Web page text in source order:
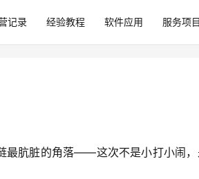
记录 经验教程 软件应用 服务项
最肮脏的角落——这次不是小打小闹